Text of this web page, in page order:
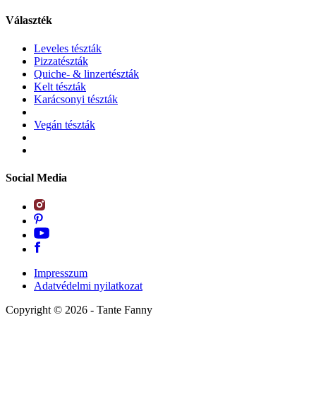
Választék
Leveles tészták
Pizzatészták
Quiche- & linzertészták
Kelt tészták
Karácsonyi tészták
Vegán tészták
Social Media
Impresszum
Adatvédelmi nyilatkozat
Copyright © 2026 - Tante Fanny